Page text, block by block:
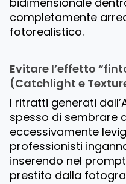
completamente
fotorealistico.
Evitare l’effetto
(Catchlight e
I ritratti generati
spesso di sembrare
eccessivamente
professionisti
inserendo nel
prestito dalla